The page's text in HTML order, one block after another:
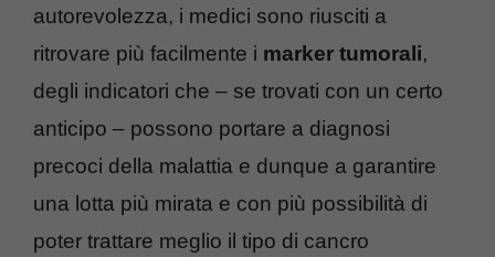
autorevolezza, i medici sono riusciti a
ritrovare più facilmente i marker tumorali,
degli indicatori che – se trovati con un certo
anticipo – possono portare a diagnosi
precoci della malattia e dunque a garantire
una lotta più mirata e con più possibilità di
poter trattare meglio il tipo di cancro